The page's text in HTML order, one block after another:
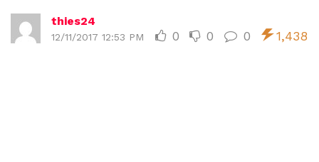
thies24
12/11/2017 12:53 PM 0 0 0 1,438